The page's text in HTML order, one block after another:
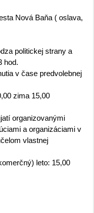
Nová Baňa ( oslava,
politickej strany a
hod.
v čase predvolebnej
zima 15,00
organizovanými
a organizáciami v
vlastnej
leto: 15,00